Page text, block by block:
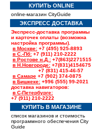
КУПИТЬ ONLINE
online-магазин CityGuide
ЭКСПРЕСС ДОСТАВКА
Экспресс-доставка программы
и карточек оплаты (возможна
настройка программы).
в Москве: +7 (495) 925-8893
в С.-Пб: +7 (911) 210-2222
в Ростове н.Д.: +7(863)2271515
в Н.Новгороде: +7(831)4154675
+7 (831) 415-46-57
в Самаре +7 (902) 374-0875
в Бишкеке: +996 (555) 99-2021
доставка навигаторов:
в С-Петербурге:
+7 (911) 210-2222
КУПИТЬ В МАГАЗИНЕ
список магазинов и стоимость
программного обеспечения City
Guide